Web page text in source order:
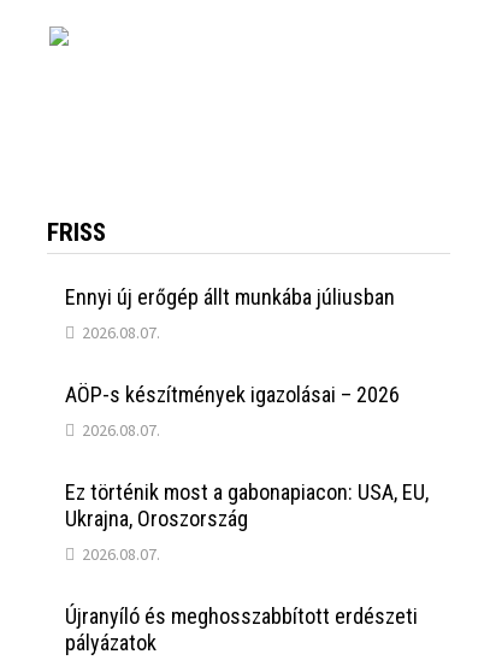
FRISS
Ennyi új erőgép állt munkába júliusban
2026.08.07.
AÖP-s készítmények igazolásai – 2026
2026.08.07.
Ez történik most a gabonapiacon: USA, EU,
Ukrajna, Oroszország
2026.08.07.
Újranyíló és meghosszabbított erdészeti
pályázatok